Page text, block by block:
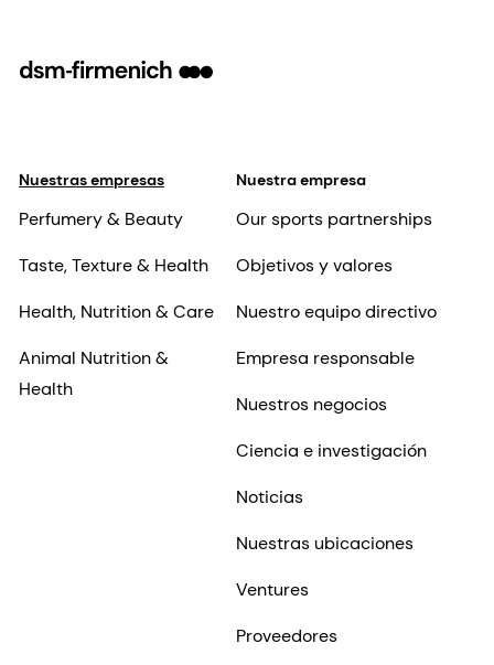
Nuestras empresas
Perfumery & Beauty
Taste, Texture & Health
Health, Nutrition & Care
Animal Nutrition &
Health
Nuestra empresa
Our sports partnerships
Objetivos y valores
Nuestro equipo directivo
Empresa responsable
Nuestros negocios
Ciencia e investigación
Noticias
Nuestras ubicaciones
Ventures
Proveedores